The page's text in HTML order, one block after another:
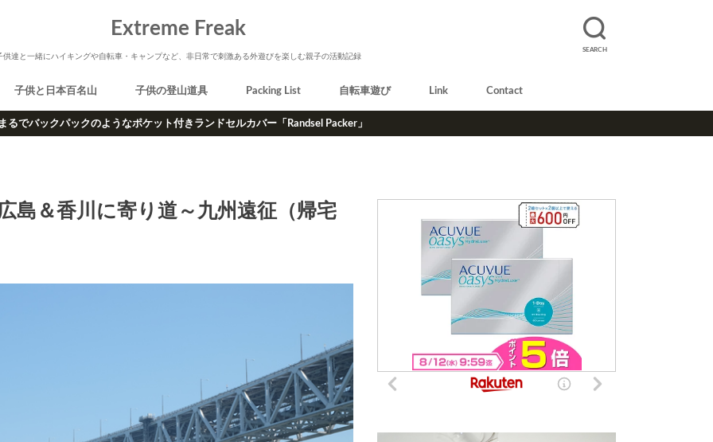
SEARCH
Extreme Freak
供達と一緒にハイキングや自転車・キャンプなど、非日常で刺激ある外遊びを楽しむ親子の活動記録
子供と日本百名山 子供の登山道具 Packing List 自転車遊び Link Contact
るでバックパックのようなポケット付きランドセルカバー「Randsel Packer」
島＆香川に寄り道～九州遠征（帰宅